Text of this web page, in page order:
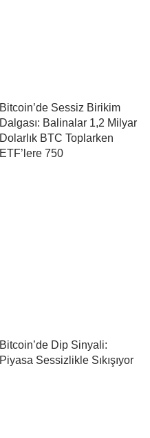
Bitcoin’de Sessiz Birikim
Dalgası: Balinalar 1,2 Milyar
Dolarlık BTC Toplarken
ETF’lere 750
Bitcoin’de Dip Sinyali:
Piyasa Sessizlikle Sıkışıyor